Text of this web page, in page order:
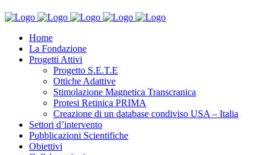
Home
La Fondazione
Progetti Attivi
Progetto S.E.T.E
Ottiche Adattive
Stimolazione Magnetica Transcranica
Protesi Retinica PRIMA
Creazione di un database condiviso USA – Italia
Settori d’intervento
Pubblicazioni Scientifiche
Obiettivi